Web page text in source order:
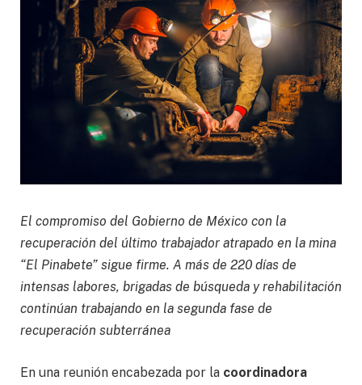
El compromiso del Gobierno de México con la
recuperación del último trabajador atrapado en la mina
“El Pinabete” sigue firme. A más de 220 días de
intensas labores, brigadas de búsqueda y rehabilitación
continúan trabajando en la segunda fase de
recuperación subterránea
En una reunión encabezada por la coordinadora